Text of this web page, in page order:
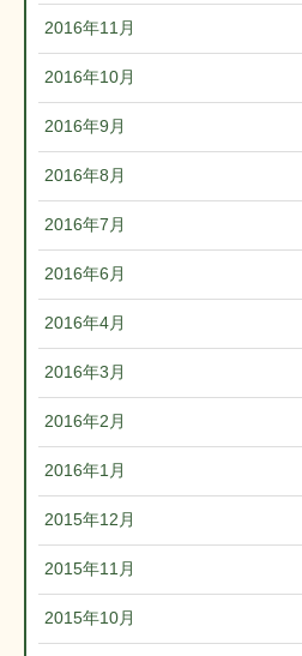
2016年11月
2016年10月
2016年9月
2016年8月
2016年7月
2016年6月
2016年4月
2016年3月
2016年2月
2016年1月
2015年12月
2015年11月
2015年10月